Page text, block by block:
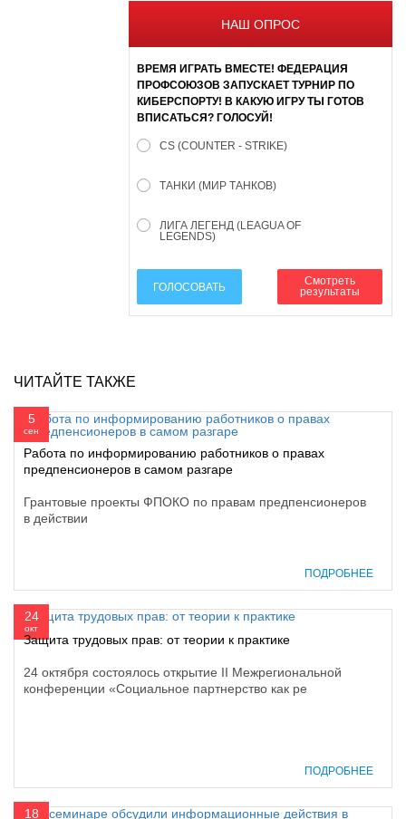
НАШ ОПРОС
ВРЕМЯ ИГРАТЬ ВМЕСТЕ! ФЕДЕРАЦИЯ
ПРОФСОЮЗОВ ЗАПУСКАЕТ ТУРНИР ПО
КИБЕРСПОРТУ! В КАКУЮ ИГРУ ТЫ ГОТОВ
ВПИСАТЬСЯ? ГОЛОСУЙ!
CS (COUNTER - STRIKE)
ТАНКИ (МИР ТАНКОВ)
ЛИГА ЛЕГЕНД (LEAGUA OF
LEGENDS)
ГОЛОСОВАТЬ
Смотреть
результаты
ЧИТАЙТЕ ТАКЖЕ
5
сен
Работа по информированию работников о правах
предпенсионеров в самом разгаре
Грантовые проекты ФПОКО по правам предпенсионеров
в действии
ПОДРОБНЕЕ
24
окт
Защита трудовых прав: от теории к практике
24 октября состоялось открытие II Межрегиональной
конференции «Социальное партнерство как ре
ПОДРОБНЕЕ
18